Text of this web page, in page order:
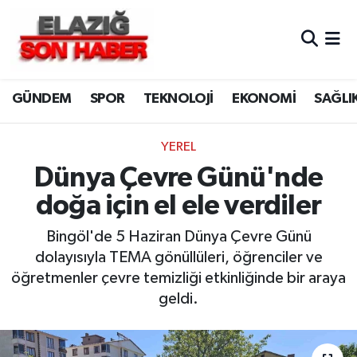
GÜNDEM SPOR TEKNOLOJİ EKONOMİ
YEREL
Dünya Çevre Günü'nde
doğa için el ele verdiler
Bingöl'de 5 Haziran Dünya Çevre Günü
dolayısıyla TEMA gönüllüleri, öğrenciler ve
öğretmenler çevre temizliği etkinliğinde bir araya
geldi.
CANLI YAYIN
ASAYİŞ
BİLİM VE TEKNOLOJİ
DÜNYA
EĞİTİM
EKONOMİ
GENEL
Merkez Hava Durumu
Merkez Trafik Yoğunluk Haritası
Süper Lig Puan Durumu ve Fikstür
Tüm Manşetler
Son Dakika Haberleri
Haber Arşivi